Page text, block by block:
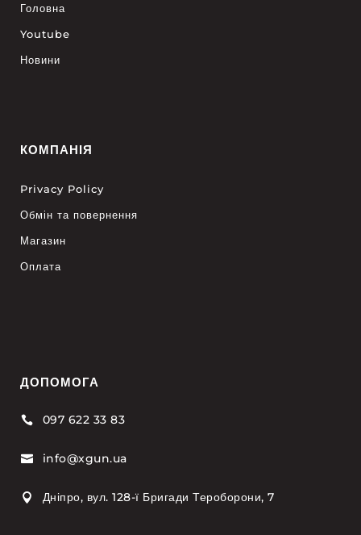
Головна
Youtube
Новини
КОМПАНІЯ
Privacy Policy
Обмін та повернення
Магазин
Оплата
ДОПОМОГА
 097 622 33 83
 info@xgun.ua
 Дніпро, вул. 128-ї Бригади Тероборони, 7